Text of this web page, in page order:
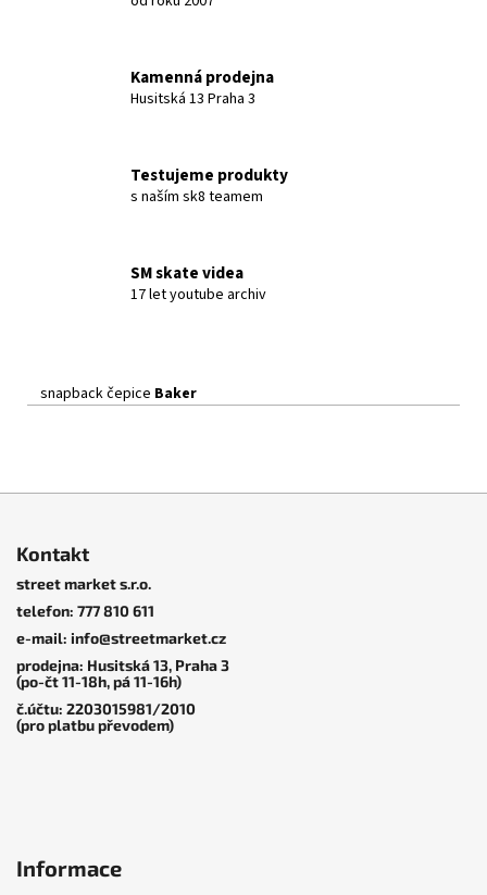
Kamenná prodejna
Husitská 13 Praha 3
Testujeme produkty
s naším sk8 teamem
SM skate videa
17 let youtube archiv
snapback čepice Baker
Kontakt
street market s.r.o.
telefon: 777 810 611
e-mail: info@streetmarket.cz
prodejna: Husitská 13, Praha 3
(po-čt 11-18h, pá 11-16h)
č.účtu: 2203015981/2010
(pro platbu převodem)
Informace